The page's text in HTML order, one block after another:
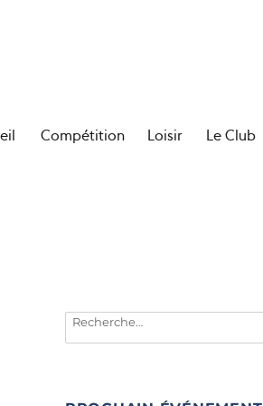
Compétition Loisir Le Club
Recherche
pour :